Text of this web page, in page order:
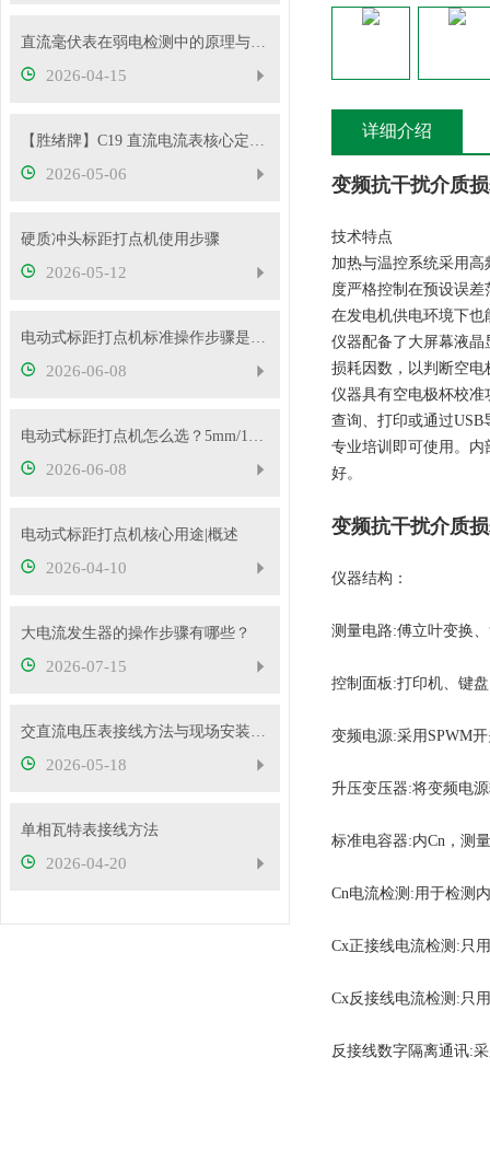
直流毫伏表在弱电检测中的原理与性能优势
2026-04-15
【胜绪牌】C19 直流电流表核心定位与原理
2026-05-06
硬质冲头标距打点机使用步骤
2026-05-12
电动式标距打点机标准操作步骤是什么？5mm/10mm 标距怎么切换？
2026-06-08
电动式标距打点机怎么选？5mm/10mm 标距怎么挑？
2026-06-08
电动式标距打点机核心用途|概述
2026-04-10
大电流发生器的操作步骤有哪些？
2026-07-15
交直流电压表接线方法与现场安装实操教程
2026-05-18
单相瓦特表接线方法
2026-04-20
详细介绍
变频抗干扰介质
技术特点
加热与温控系统采用
度严格控制在预设误
在发电机供电环境下也
仪器配备了大屏幕液
损耗因数，以判断空
仪器具有空电极杯校
查询、打印或通过
专业培训即可使用。
好。
变频抗干扰介质
仪器结构：
测量电路:傅立叶变换
控制面板:打印机、键
变频电源:采用SPWM
升压变压器:将变频电
标准电容器:内Cn，测
Cn电流检测:用于检测
Cx正接线电流检测:只
Cx反接线电流检测:只
反接线数字隔离通讯: